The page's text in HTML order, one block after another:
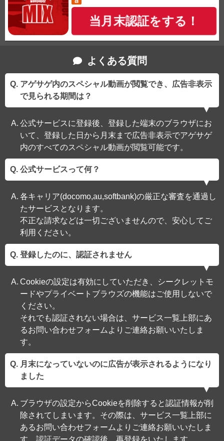
当月末認証をする！
よくある質問
アゲサゲ内のスペシャル動画が閲覧でき、広告非表示
で見られる期間は？
公式サービスに登録後、登録した端末のブラウザにお
いて、登録した日から月末まで広告非表示でアゲサゲ
内のすべてのスペシャル動画が閲覧可能です。
公式サービスって何？
各キャリア(docomo,au,softbank)の厳正な審査を通過し
たサービスとなります。
不正な請求などは一切ございませんので、安心してご
利用ください。
登録したのに、認証されません
Cookieの設定は有効にしていただき、シークレットモ
ードやプライベートブラウズの機能はご使用しないで
ください。
それでも認証されない場合は、サービス一覧上部にあ
るお問い合わせフォームよりご連絡お願いいたしま
す。
月末になっていないのに広告が表示されるようになり
ました
ブラウザの設定からCookieを削除すると認証情報が削
除されてしまいます。その際は、サービス一覧上部に
あるお問い合わせフォームよりご連絡お願いいたしま